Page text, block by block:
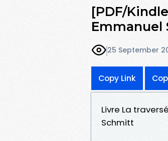
[PDF/
25 September
Copy Link
Livre La
Schmitt